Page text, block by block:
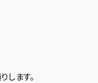
します。